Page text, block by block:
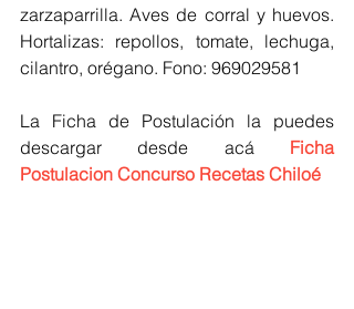
zarzaparrilla. Aves de corral y huevos.
Hortalizas: repollos, tomate, lechuga,
cilantro, orégano. Fono: 969029581
La Ficha de Postulación la puedes
descargar desde acá Ficha
Postulacion Concurso Recetas Chiloé